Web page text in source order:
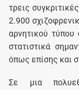
τρεις
2.900
αρνητικού
στατιστικά
όπως επίσης και
Σε μια